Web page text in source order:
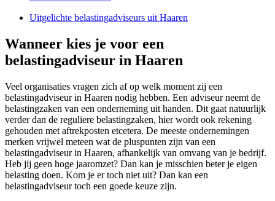
Uitgelichte belastingadviseurs uit Haaren
Wanneer kies je voor een
belastingadviseur in Haaren
Veel organisaties vragen zich af op welk moment zij een
belastingadviseur in Haaren nodig hebben. Een adviseur neemt de
belastingzaken van een onderneming uit handen. Dit gaat natuurlijk
verder dan de reguliere belastingzaken, hier wordt ook rekening
gehouden met aftrekposten etcetera. De meeste ondernemingen
merken vrijwel meteen wat de pluspunten zijn van een
belastingadviseur in Haaren, afhankelijk van omvang van je bedrijf.
Heb jij geen hoge jaaromzet? Dan kan je misschien beter je eigen
belasting doen. Kom je er toch niet uit? Dan kan een
belastingadviseur toch een goede keuze zijn.